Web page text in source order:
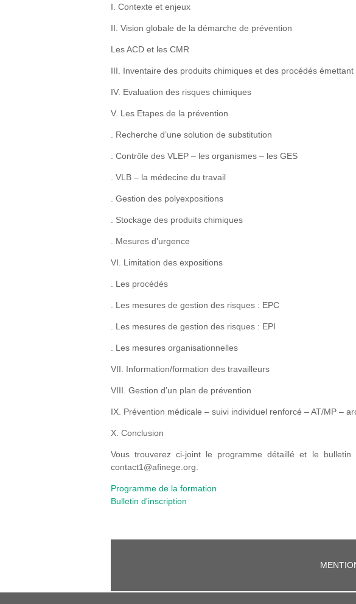
I. Contexte et enjeux
II. Vision globale de la démarche de prévention
Les ACD et les CMR
III. Inventaire des produits chimiques et des procédés
IV. Evaluation des risques chimiques
V. Les Etapes de la prévention
. Recherche d’une solution de substitution
. Contrôle des VLEP – les organismes – les GES
. VLB – la médecine du travail
. Gestion des polyexpositions
. Stockage des produits chimiques
. Mesures d’urgence
VI. Limitation des expositions
. Les procédés
. Les mesures de gestion des risques : EPC
. Les mesures de gestion des risques : EPI
. Les mesures organisationnelles
VII. Information/formation des travailleurs
VIII. Gestion d’un plan de prévention
IX. Prévention médicale – suivi individuel renforcé – AT/MP –
X. Conclusion
Vous trouverez ci-joint le programme détaillé et le bulletin
contact1@afinege.org.
Programme de la formation
Bulletin d'inscription